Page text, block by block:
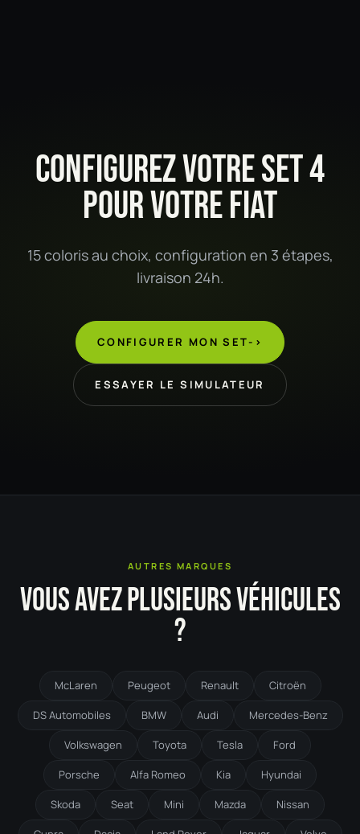
CONFIGUREZ VOTRE SET 4
POUR VOTRE FIAT
15 coloris au choix, configuration en 3 étapes,
livraison 24h.
CONFIGURER MON SET->
ESSAYER LE SIMULATEUR
AUTRES MARQUES
VOUS AVEZ PLUSIEURS VÉHICULES
?
McLaren Peugeot Renault Citroën
DS Automobiles BMW Audi Mercedes-Benz
Volkswagen Toyota Tesla Ford
Porsche Alfa Romeo Kia Hyundai
Skoda Seat Mini Mazda Nissan